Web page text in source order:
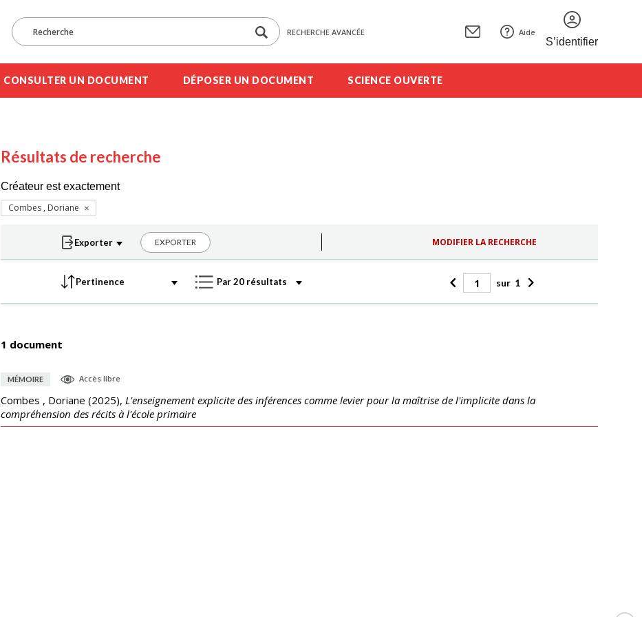
RECHERCHE AVANCÉE Aide
S’identifier
CONSULTER UN DOCUMENT DÉPOSER UN DOCUMENT SCIENCE OUVERTE
Résultats de recherche
Créateur est exactement
Combes , Doriane
EXPORTER MODIFIER LA RECHERCHE
sur 1
1 document
MÉMOIRE Accès libre
Combes , Doriane (2025), L'enseignement explicite des inférences comme levier pour la maîtrise de l'implicite dans la
compréhension des récits à l'école primaire